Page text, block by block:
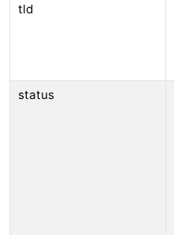
tld
status